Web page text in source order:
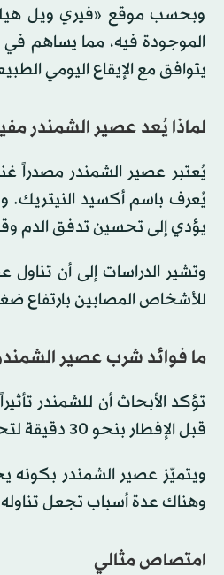
وبحسب موقع «فيري ويل
الموجودة فيه، مما يساهم في
يتوافق مع الإيقاع اليومي
لماذا يُعد عصير الشمندر
يُعتبر عصير الشمندر مصدراً
يُعرف باسم أكسيد النيتريك.
يؤدي إلى تحسين تدفق الدم
للأشخاص المصابين بارتفاع
ما فوائد شرب عصير
تؤكد الأبحاث أن للشمندر
قبل الإفطار بنحو 30 دقيقة لتحقيق أفضل النتائج.
ويتميّز عصير الشمندر بكونه
وهناك عدة أسباب تجعل
امتصاص مثالي